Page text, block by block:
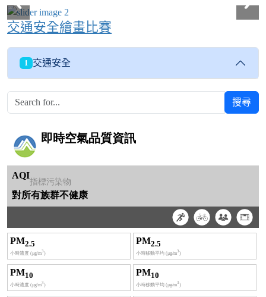
交通安全繪畫比賽
1 交通安全
搜尋